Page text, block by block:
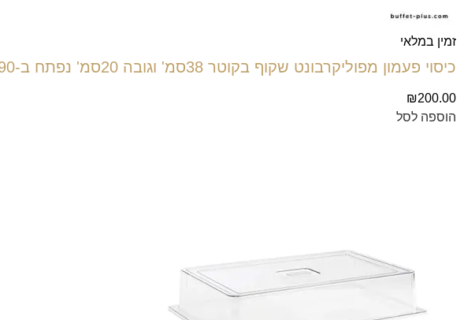
זמין במלאי
כיסוי פעמון מפוליקרבונט שקוף בקוטר 38סמ' וגובה 20סמ' נפתח ב-90 מעלות עם ידית אחיזה.
₪200.00
הוספה לסל